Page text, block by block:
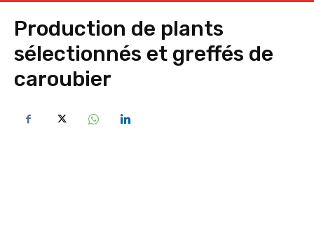
Production de plants
sélectionnés et greffés de
caroubier